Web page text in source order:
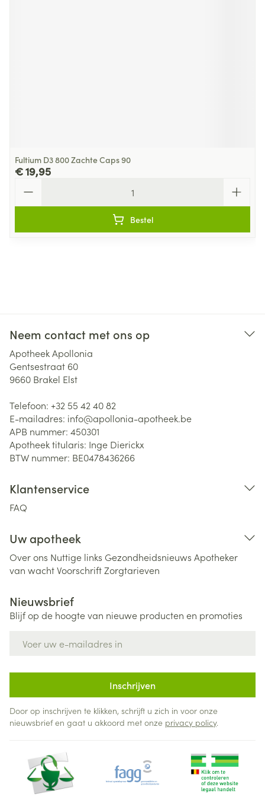
Fultium D3 800 Zachte Caps 90
€ 19,95
Bestel
Neem contact met ons op
Apotheek Apollonia
Gentsestraat 60
9660 Brakel Elst
Telefoon: +32 55 42 40 82
E-mailadres: info@apollonia-apotheek.be
APB nummer: 450301
Apotheek titularis: Inge Dierickx
BTW nummer: BE0478436266
Klantenservice
FAQ
Uw apotheek
Over ons Nuttige links Gezondheidsnieuws Apotheker
van wachtVoorschriftZorgtarieven
Nieuwsbrief
Blijf op de hoogte van nieuwe producten en promoties
Inschrijven
Door op inschrijven te klikken, schrijft u zich in voor onze
nieuwsbrief en gaat u akkoord met onze privacy policy.